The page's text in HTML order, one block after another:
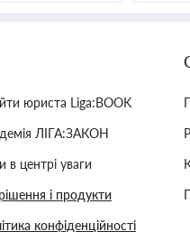
юриста Liga:BOOK
ЛІГА:ЗАКОН
в центрі уваги
і продукти
конфіденційності